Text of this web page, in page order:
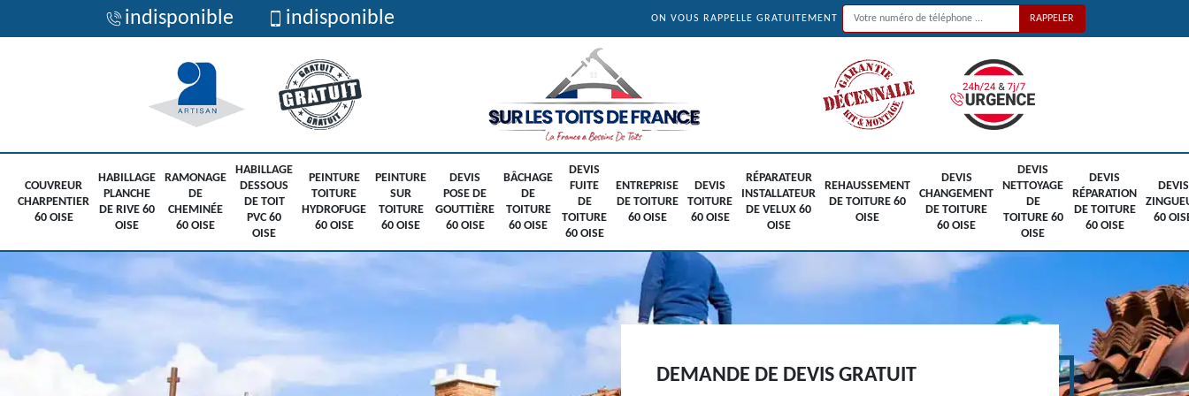
indisponible indisponible ON VOUS RAPPELLE GRATUITEMENT
COUVREUR
CHARPENTIER
60 OISE
HABILLAGE
PLANCHE
DE RIVE 60
OISE
RAMONAGE
DE
CHEMINÉE
60 OISE
HABILLAGE
DESSOUS
DE TOIT
PVC 60
OISE
PEINTURE
TOITURE
HYDROFUGE
60 OISE
PEINTURE
SUR
TOITURE
60 OISE
DEVIS
POSE DE
GOUTTIÈRE
60 OISE
BÂCHAGE
DE
TOITURE
60 OISE
DEVIS
FUITE
DE
TOITURE
60 OISE
ENTREPRISE
DE TOITURE
60 OISE
DEVIS
TOITURE
60 OISE
RÉPARATEUR
INSTALLATEUR
DE VELUX 60
OISE
REHAUSSEMENT
DE TOITURE 60
OISE
DEVIS
CHANGEMENT
DE TOITURE
60 OISE
DEVIS
NETTOYAGE
DE
TOITURE 60
OISE
DEVIS
RÉPARATION
DE TOITURE
60 OISE
DEVIS
60
DEMANDE DE DEVIS GRATUIT